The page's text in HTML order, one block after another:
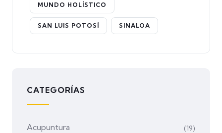
MUNDO HOLÍSTICO
SAN LUIS POTOSÍ SINALOA
CATEGORÍAS
Acupuntura (19)